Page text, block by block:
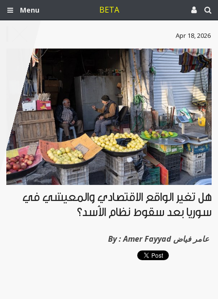
Menu BETA
Apr 18, 2026
هل تغيّر الواقع الاقتصادي والمعيشي في
سوريا بعد سقوط نظام الأسد؟
By : Amer Fayyad عامر فياض